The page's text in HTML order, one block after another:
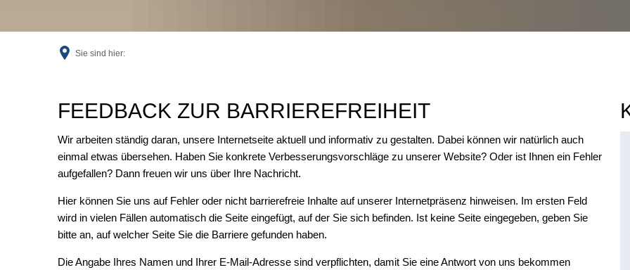
Sie sind hier:
FeedbackFEEDBACK ZUR BARRIEREFREIHEIT
Wir arbeiten ständig daran, unsere Internetseite aktuell und informativ zu gestalten. Dabei können wir natürlich auch
einmal etwas übersehen. Haben Sie konkrete Verbesserungsvorschläge zu unserer Website? Oder ist Ihnen ein Fehler
aufgefallen? Dann freuen wir uns über Ihre Nachricht.
Hier können Sie uns auf Fehler oder nicht barrierefreie Inhalte auf unserer Internetpräsenz hinweisen. Im ersten Feld
wird in vielen Fällen automatisch die Seite eingefügt, auf der Sie sich befinden. Ist keine Seite eingegeben, geben Sie
bitte an, auf welcher Seite Sie die Barriere gefunden haben.
Die Angabe Ihres Namen und Ihrer E-Mail-Adresse sind verpflichten, damit Sie eine Antwort von uns bekommen